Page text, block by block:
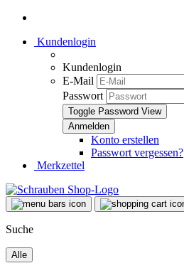
Kundenlogin
Kundenlogin
E-Mail
Passwort
Toggle Password View
Konto erstellen
Passwort vergessen?
Merkzettel
Suche
Alle